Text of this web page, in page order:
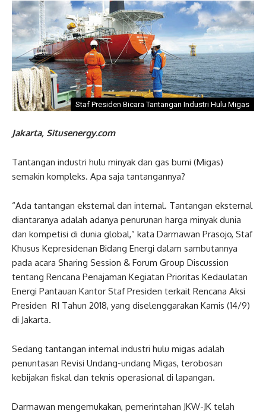
Staf Presiden Bicara Tantangan Industri Hulu Migas
Jakarta, Situsenergy.com
Tantangan industri hulu minyak dan gas bumi (Migas)
semakin kompleks. Apa saja tantangannya?
“Ada tantangan eksternal dan internal. Tantangan eksternal
diantaranya adalah adanya penurunan harga minyak dunia
dan kompetisi di dunia global,” kata Darmawan Prasojo, Staf
Khusus Kepresidenan Bidang Energi dalam sambutannya
pada acara Sharing Session & Forum Group Discussion
tentang Rencana Penajaman Kegiatan Prioritas Kedaulatan
Energi Pantauan Kantor Staf Presiden terkait Rencana Aksi
Presiden RI Tahun 2018, yang diselenggarakan Kamis (14/9)
di Jakarta.
Sedang tantangan internal industri hulu migas adalah
penuntasan Revisi Undang-undang Migas, terobosan
kebijakan fiskal dan teknis operasional di lapangan.
Darmawan mengemukakan, pemerintahan JKW-JK telah